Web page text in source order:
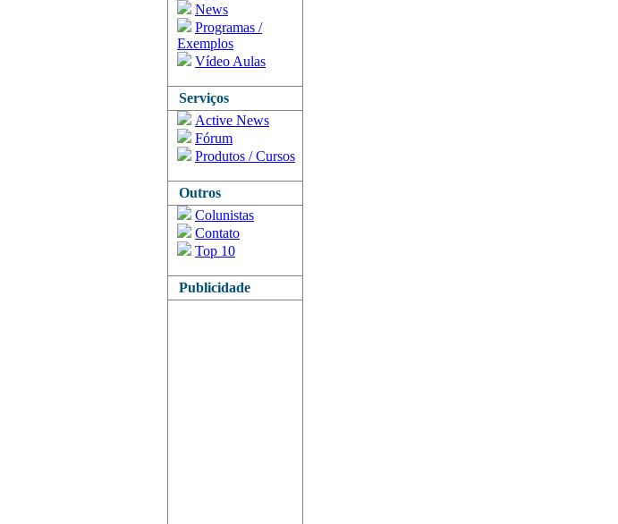
News
Programas /
Exemplos
Vídeo Aulas
Serviços
Active News
Fórum
Produtos / Cursos
Outros
Colunistas
Contato
Top 10
Publicidade